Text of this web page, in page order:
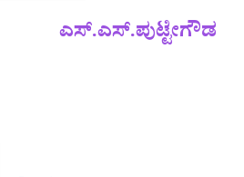
ಎಸ್.ಎಸ್.ಪುಟ್ಟೇಗೌಡ